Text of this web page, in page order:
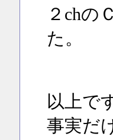
２chの
た。
以上で
事実だ